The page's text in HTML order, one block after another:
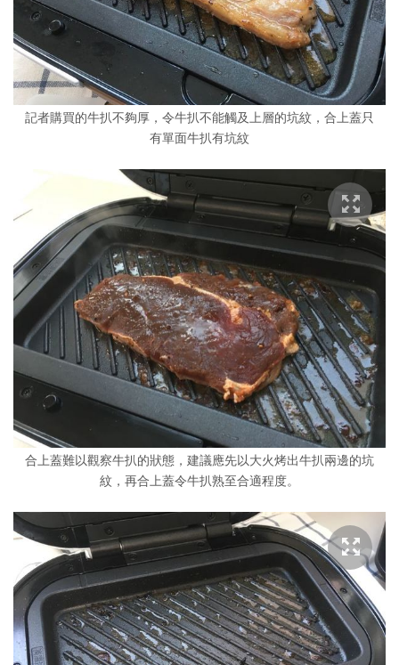
記者購買的牛扒不夠厚，令牛扒不能觸及上層的坑紋，合上蓋只
有單面牛扒有坑紋
合上蓋難以觀察牛扒的狀態，建議應先以大火烤出牛扒兩邊的坑
紋，再合上蓋令牛扒熟至合適程度。